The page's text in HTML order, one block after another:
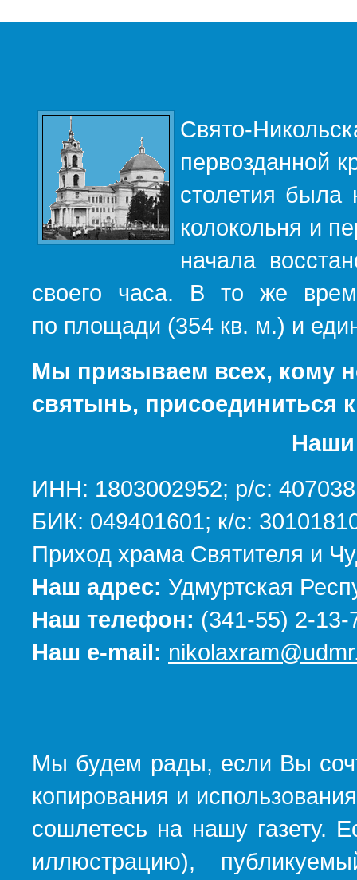
Свято-
первозданной
столетия была
колокольня и
начала
своего часа. В то же
по площади (354 кв. м.) и
Мы призываем всех, кому
святынь, присоединиться
Наши
ИНН: 1803002952; р/с:
БИК: 049401601; к/с:
Приход храма Святителя и
Наш адрес: Удмуртская
Наш телефон: (341-55) 2-13-
Наш e-mail:
Мы будем рады, если Вы
копирования и
сошлетесь на нашу газету.
иллюстрацию),